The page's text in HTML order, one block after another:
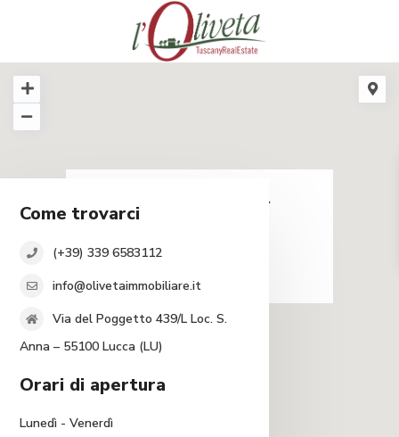
Come trovarci
(+39) 339 6583112
info@olivetaimmobiliare.it
Via del Poggetto 439/L Loc. S.
Anna – 55100 Lucca (LU)
Orari di apertura
Lunedì - Venerdì
caricamento...